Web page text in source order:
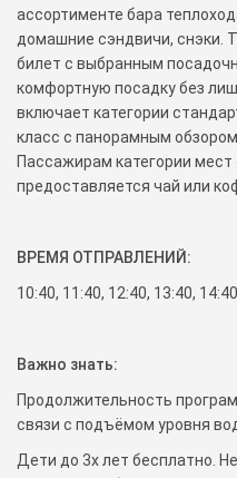
ассортименте бара
домашние сэндвичи, снэки.
билет с выбранным
комфортную посадку без
включает категории
класс с панорамным
Пассажирам категории
предоставляется чай или
ВРЕМЯ ОТПРАВЛЕНИЙ:
10:40, 11:40, 12:40, 13:40,
Важно знать:
Продолжительность
связи с подъёмом уровня
Дети до 3х лет бесплатно.